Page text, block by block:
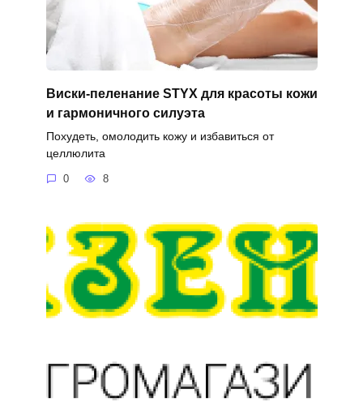
Виски-пеленание STYX для красоты кожи
и гармоничного силуэта
Похудеть, омолодить кожу и избавиться от
целлюлита
0 8